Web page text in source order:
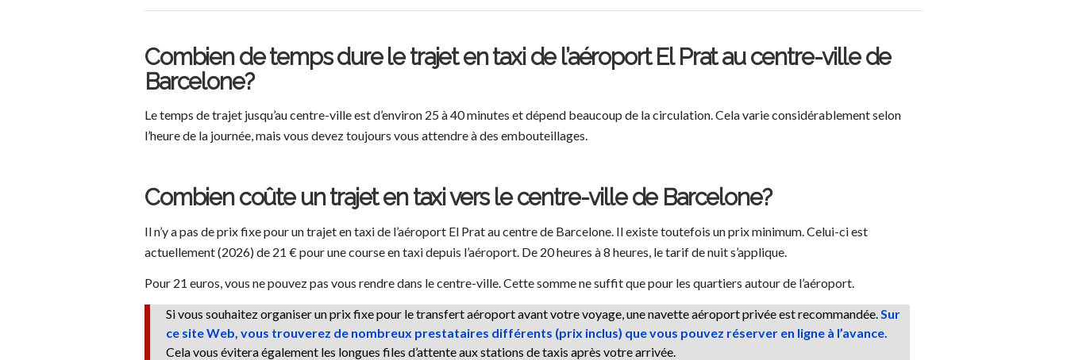
Combien de temps dure le trajet en taxi de l’aéroport El Prat au centre-ville de
Barcelone?
Le temps de trajet jusqu’au centre-ville est d’environ 25 à 40 minutes et dépend beaucoup de la circulation. Cela varie considérablement selon
l’heure de la journée, mais vous devez toujours vous attendre à des embouteillages.
Combien coûte un trajet en taxi vers le centre-ville de Barcelone?
Il n’y a pas de prix fixe pour un trajet en taxi de l’aéroport El Prat au centre de Barcelone. Il existe toutefois un prix minimum. Celui-ci est
actuellement (2026) de 21 € pour une course en taxi depuis l’aéroport. De 20 heures à 8 heures, le tarif de nuit s’applique.
Pour 21 euros, vous ne pouvez pas vous rendre dans le centre-ville. Cette somme ne suffit que pour les quartiers autour de l’aéroport.
Si vous souhaitez organiser un prix fixe pour le transfert aéroport avant votre voyage, une navette aéroport privée est recommandée.Sur
ce site Web, vous trouverez de nombreux prestataires différents (prix inclus) que vous pouvez réserver en ligne à l’avance.
Cela vous évitera également les longues files d’attente aux stations de taxis après votre arrivée.